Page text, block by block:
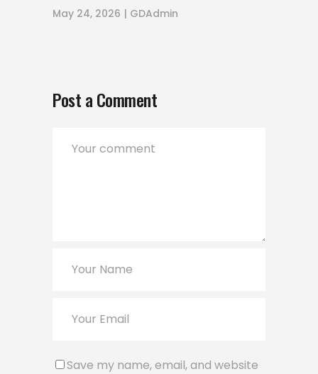
May 24, 2026 GDAdmin
Post a Comment
Save my name, email, and website